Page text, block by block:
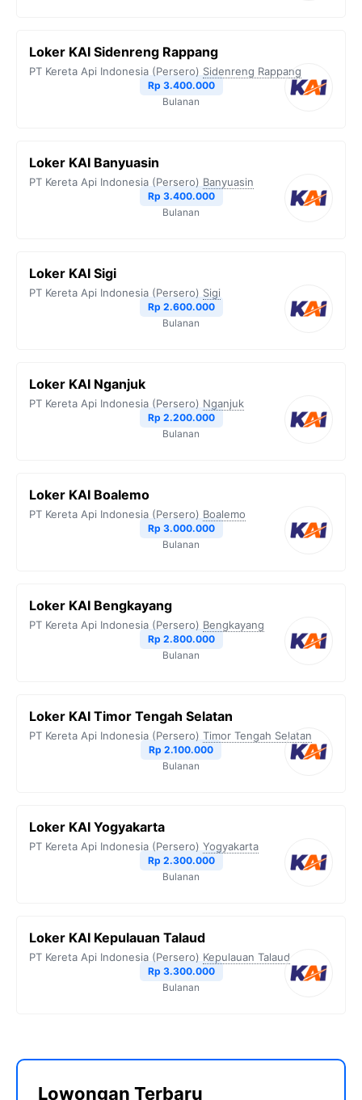
Loker KAI Sidenreng Rappang
PT Kereta Api Indonesia (Persero) Sidenreng Rappang
Rp 3.400.000
Bulanan
Loker KAI Banyuasin
PT Kereta Api Indonesia (Persero) Banyuasin
Rp 3.400.000
Bulanan
Loker KAI Sigi
PT Kereta Api Indonesia (Persero) Sigi
Rp 2.600.000
Bulanan
Loker KAI Nganjuk
PT Kereta Api Indonesia (Persero) Nganjuk
Rp 2.200.000
Bulanan
Loker KAI Boalemo
PT Kereta Api Indonesia (Persero) Boalemo
Rp 3.000.000
Bulanan
Loker KAI Bengkayang
PT Kereta Api Indonesia (Persero) Bengkayang
Rp 2.800.000
Bulanan
Loker KAI Timor Tengah Selatan
PT Kereta Api Indonesia (Persero) Timor Tengah Selatan
Rp 2.100.000
Bulanan
Loker KAI Yogyakarta
PT Kereta Api Indonesia (Persero) Yogyakarta
Rp 2.300.000
Bulanan
Loker KAI Kepulauan Talaud
PT Kereta Api Indonesia (Persero) Kepulauan Talaud
Rp 3.300.000
Bulanan
Lowongan Terbaru